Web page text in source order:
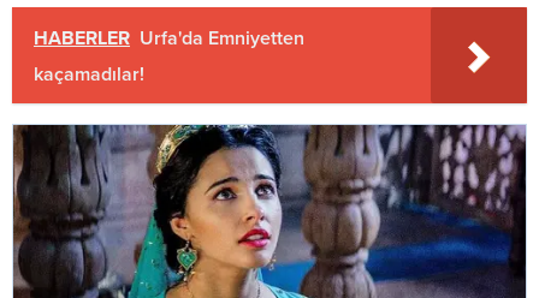
HABERLER Urfa'da Emniyetten
kaçamadılar!